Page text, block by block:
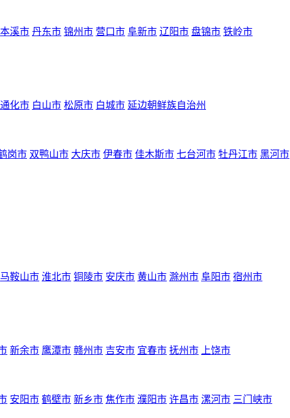
本溪市 丹东市 锦州市 营口市 阜新市 辽阳市 盘锦市 铁岭市
通化市 白山市 松原市 白城市 延边朝鲜族自治州
岗市 双鸭山市 大庆市 伊春市 佳木斯市 七台河市 牡丹江市 黑河市
马鞍山市 淮北市 铜陵市 安庆市 黄山市 滁州市 阜阳市 宿州市
新余市 鹰潭市 赣州市 吉安市 宜春市 抚州市 上饶市
安阳市 鹤壁市 新乡市 焦作市 濮阳市 许昌市 漯河市 三门峡市